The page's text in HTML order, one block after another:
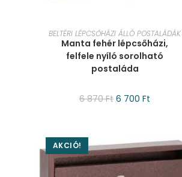
KOSÁRBA TESZEM
BELTÉRI LÉPCSŐHÁZI ÁLLÓ POSTALÁDÁK
Manta fehér lépcsőházi,
felfele nyíló sorolható
postaláda
6 870Ft 6 700Ft
AKCIÓ!